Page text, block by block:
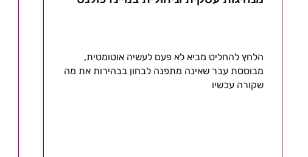
הלחץ להחליט מביא לא פעם לעשיה אוטומטית,
מבוססת עבר שאינה מתפנה לבחון בבהירות את מה
שקורה עכשיו